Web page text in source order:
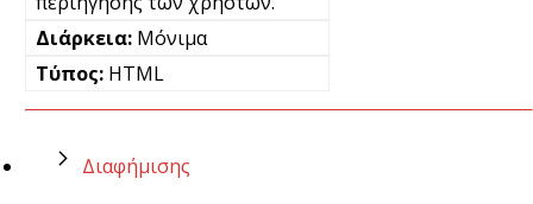
Μόνιμα
HTML
Διαφήμισης